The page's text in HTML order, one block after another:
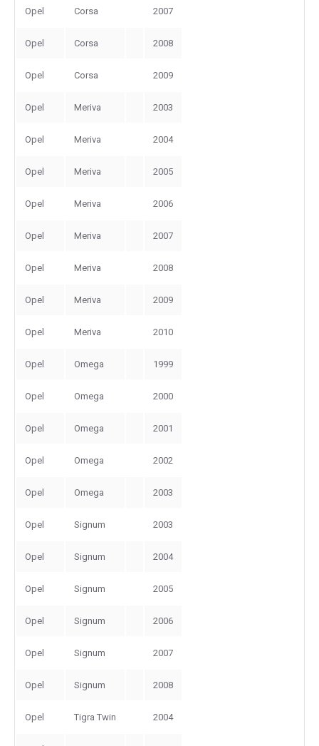
Opel Corsa 2007
Opel Corsa 2008
Opel Corsa 2009
Opel Meriva 2003
Opel Meriva 2004
Opel Meriva 2005
Opel Meriva 2006
Opel Meriva 2007
Opel Meriva 2008
Opel Meriva 2009
Opel Meriva 2010
Opel Omega 1999
Opel Omega 2000
Opel Omega 2001
Opel Omega 2002
Opel Omega 2003
Opel Signum 2003
Opel Signum 2004
Opel Signum 2005
Opel Signum 2006
Opel Signum 2007
Opel Signum 2008
Opel Tigra Twin 2004